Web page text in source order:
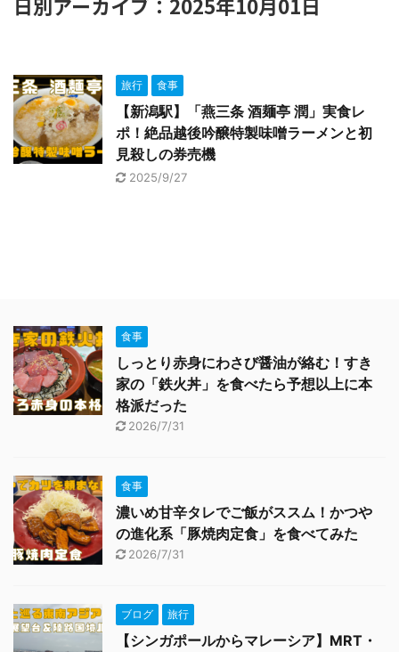
旅行 食事
【新潟駅】「燕三条 酒麺亭 潤」実食レ
ポ！絶品越後吟醸特製味噌ラーメンと初
見殺しの券売機
2025/9/27
食事
しっとり赤身にわさび醤油が絡む！すき
家の「鉄火丼」を食べたら予想以上に本
格派だった
2026/7/31
食事
濃いめ甘辛タレでご飯がススム！かつや
の進化系「豚焼肉定食」を食べてみた
2026/7/31
ブログ 旅行
【シンガポールからマレーシア】MRT・